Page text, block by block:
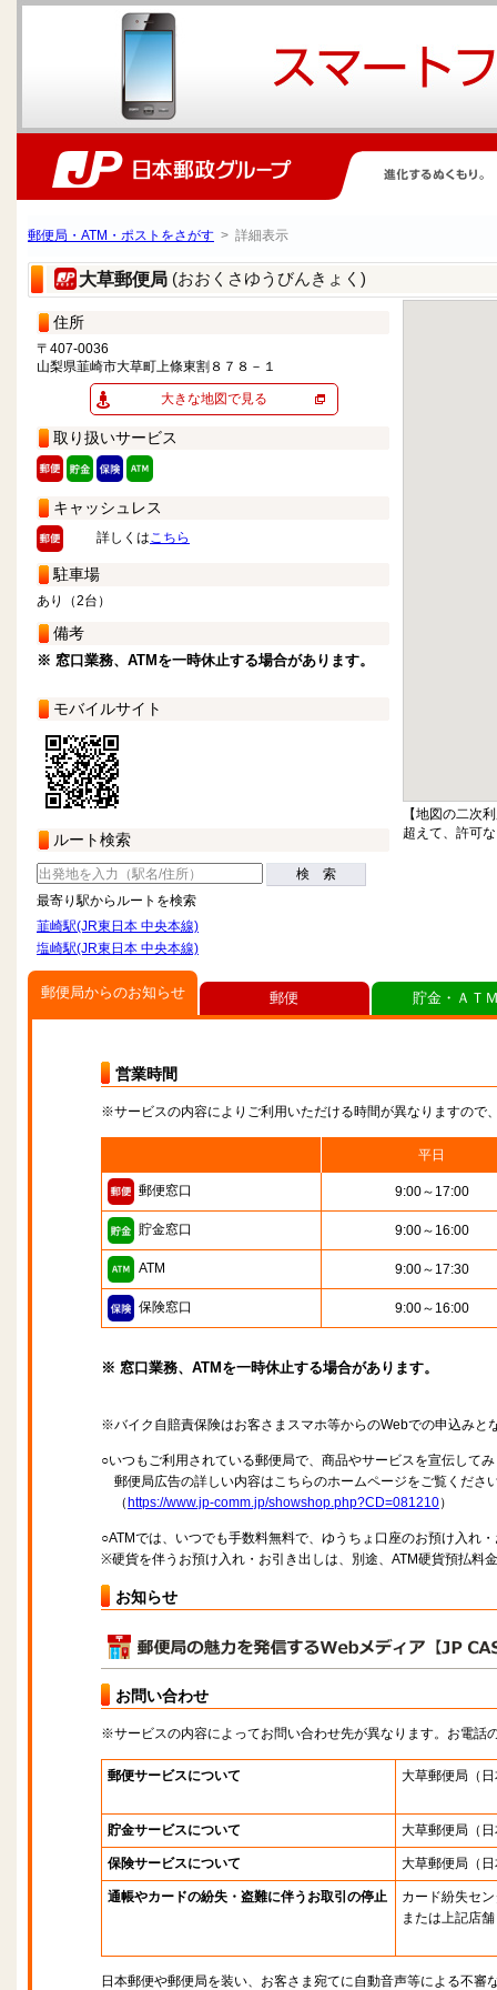
郵便局・ATM・ポストをさがす > 詳細表示
大草郵便局 (おおくさゆうびんきょく)
住所
〒407-0036
山梨県韮崎市大草町上條東割８７８－１
大きな地図で見る
取り扱いサービス
キャッシュレス
詳しくはこちら
駐車場
あり（2台）
備考
※ 窓口業務、ATMを一時休止する場合があります。
モバイルサイト
ルート検索
検 索
最寄り駅からルートを検索
韮崎駅(JR東日本 中央本線)
塩崎駅(JR東日本 中央本線)
【地図の二次
超えて、許可
郵便局からのお知らせ
営業時間
※サービスの内容によりご利用いただける時間が異なりますので
平日
郵便窓口 9:00～17:00
貯金窓口 9:00～16:00
ATM 9:00～17:30
保険窓口 9:00～16:00
※ 窓口業務、ATMを一時休止する場合があります。
※バイク自賠責保険はお客さまスマホ等からのWebでの申込みと
○いつもご利用されている郵便局で、商品やサービスを宣伝して
郵便局広告の詳しい内容はこちらのホームページをご覧くださ
（ https://www.jp-comm.jp/showshop.php?CD=081210）
○ATMでは、いつでも手数料無料で、ゆうちょ口座のお預け入れ
※硬貨を伴うお預け入れ・お引き出しは、別途、ATM硬貨預払料
お知らせ
お問い合わせ
※サービスの内容によってお問い合わせ先が異なります。お電話
郵便サービスについて 大草郵便局 （
貯金サービスについて 大草郵便局 （
保険サービスについて 大草郵便局 （
通帳やカードの紛失・盗難に伴うお取引の停止
カード紛失セ
または上記店舗
日本郵便や郵便局を装い、お客さま宛てに自動音声等による不審
郵便 貯金・ＡＴ